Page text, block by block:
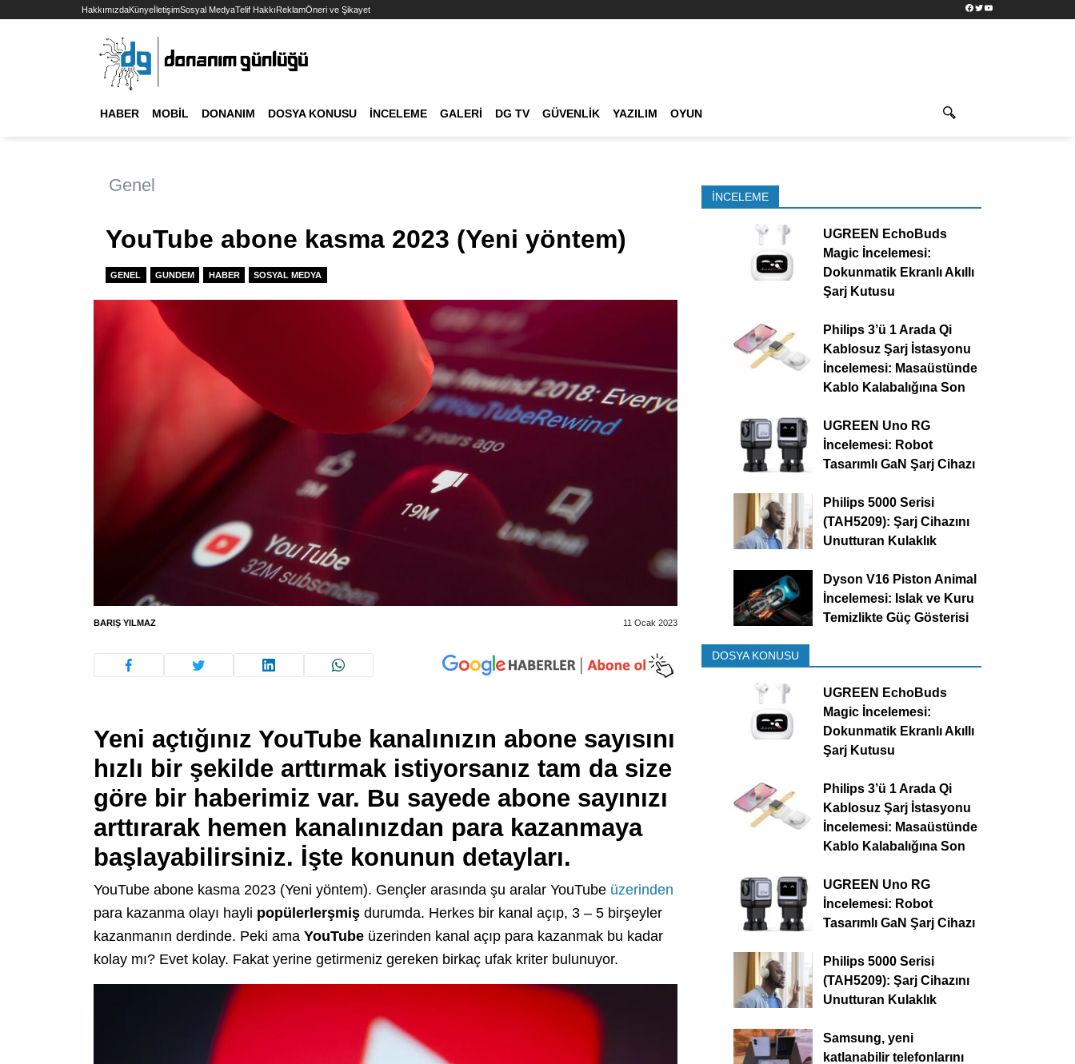
HakkımızdaKünyeİletişimSosyal MedyaTelif HakkıReklamÖneri ve Şikayet Facebook
TwitterYouTube
HABER MOBIL DONANIM DOSYA KONUSU İNCELEME GALERI DG TV GÜVENLIK YAZILIM OYUN
Genel
YouTube abone kasma 2023 (Yeni yöntem)
GENEL GUNDEM HABER SOSYAL MEDYA
BARIŞ YILMAZ 11 Ocak 2023
Yeni açtığınız YouTube kanalınızın abone sayısını
hızlı bir şekilde arttırmak istiyorsanız tam da size
göre bir haberimiz var. Bu sayede abone sayınızı
arttırarak hemen kanalınızdan para kazanmaya
başlayabilirsiniz. İşte konunun detayları.
YouTube abone kasma 2023 (Yeni yöntem). Gençler arasında şu aralar YouTube üzerinden
para kazanma olayı hayli popülerlerşmiş durumda. Herkes bir kanal açıp, 3 – 5 birşeyler
kazanmanın derdinde. Peki ama YouTube üzerinden kanal açıp para kazanmak bu kadar
kolay mı? Evet kolay. Fakat yerine getirmeniz gereken birkaç ufak kriter bulunuyor.
İNCELEME
UGREEN EchoBuds
Magic İncelemesi:
Dokunmatik Ekranlı Akıllı
Şarj Kutusu
Philips 3’ü 1 Arada Qi
Kablosuz Şarj İstasyonu
İncelemesi: Masaüstünde
Kablo Kalabalığına Son
UGREEN Uno RG
İncelemesi: Robot
Tasarımlı GaN Şarj Cihazı
Philips 5000 Serisi
(TAH5209): Şarj Cihazını
Unutturan Kulaklık
Dyson V16 Piston Animal
İncelemesi: Islak ve Kuru
Temizlikte Güç Gösterisi
DOSYA KONUSU
UGREEN EchoBuds
Magic İncelemesi:
Dokunmatik Ekranlı Akıllı
Şarj Kutusu
Philips 3’ü 1 Arada Qi
Kablosuz Şarj İstasyonu
İncelemesi: Masaüstünde
Kablo Kalabalığına Son
UGREEN Uno RG
İncelemesi: Robot
Tasarımlı GaN Şarj Cihazı
Philips 5000 Serisi
(TAH5209): Şarj Cihazını
Unutturan Kulaklık
Samsung, yeni
katlanabilir telefonlarını